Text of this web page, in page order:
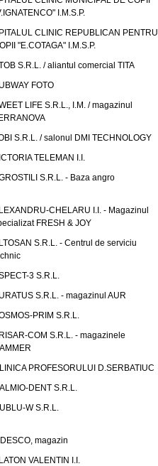
I.M.S.P.
CLINIC REPUBLICAN PENTRU
"E.COTAGA" I.M.S.P.
S.R.L. / aliantul comercial TITA
FOTO
LIFE S.R.L., I.M. / magazinul
S.R.L. / salonul DMI TECHNOLOGY
TELEMAN I.I.
S.R.L. - Baza angro
CHELARU I.I. - Magazinul
FRESH & JOY
S.R.L. - Centrul de serviciu
3 S.R.L.
S.R.L. - magazinul AUR
PRIM S.R.L.
COM S.R.L. - magazinele
PROFESORULUI D.SERBATIUC
DENT S.R.L.
W S.R.L.
magazin
VALENTIN I.I.